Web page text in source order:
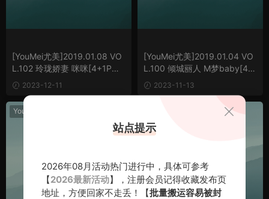
[YouMei尤美]2019.01.08 VO
L.102 玲珑娇妻 咪咪[4+1P／
7.86M]
2023-12-11
[YouMei尤美]2019.01.04 VO
L.100 倾城丽人 M梦baby[4+
1P／7.14M]
2023-11-13
YouMei尤美
站点提示
2026年08月活动热门进行中，具体可参考
【2026最新活动】，注册会员记得收藏发布页
地址，方便回家不走丢！【批量搬运容易被封